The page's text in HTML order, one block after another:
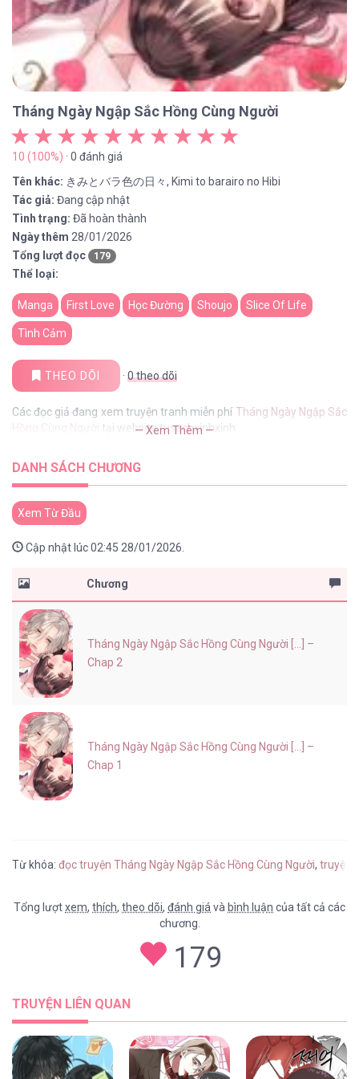
Tháng Ngày Ngập Sắc Hồng Cùng Người
10 (100%) · 0 đánh giá
Tên khác: きみとバラ色の日々, Kimi to barairo no Hibi
Tác giả: Đang cập nhật
Tình trạng: Đã hoàn thành
Ngày thêm 28/01/2026
Tổng lượt đọc
179
Thể loại:
Manga First Love Học Đường Shoujo Slice Of Life
Tình Cảm
THEO DÕI · 0theo dõi
Các đọc giả đang xem truyện tranh miễn phí Tháng Ngày Ngập Sắc
Hồng Cùng Người
tại website tusachxinhxinh
— Xem Thêm —
DANH SÁCH CHƯƠNG
Xem Từ Đầu
Cập nhật lúc 02:45 28/01/2026.
Chương
Tháng Ngày Ngập Sắc Hồng Cùng Người [...] –
Chap 2
Tháng Ngày Ngập Sắc Hồng Cùng Người [...] –
Chap 1
Từ khóa: đọc truyện Tháng Ngày Ngập Sắc Hồng Cùng Người, truyện
Tổng lượtxem, thích, theo dõi, đánh giá và bình luận của tất cả các
chương.
179
TRUYỆN LIÊN QUAN